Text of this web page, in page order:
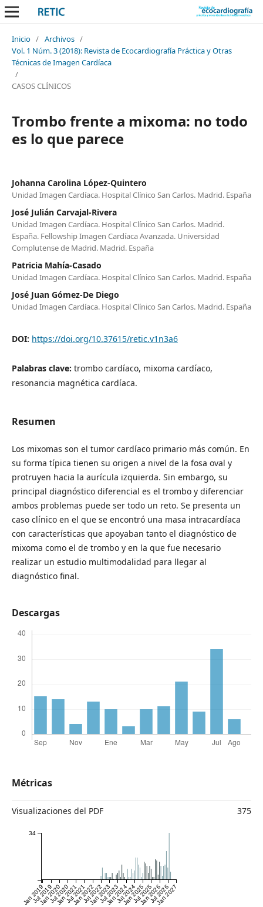
Inicio / Archivos /
Vol. 1 Núm. 3 (2018): Revista de Ecocardiografía Práctica y Otras
Técnicas de Imagen Cardíaca
/
CASOS CLÍNICOS
Trombo frente a mixoma: no todo
es lo que parece
Johanna Carolina López-Quintero
Unidad Imagen Cardíaca. Hospital Clínico San Carlos. Madrid. España
José Julián Carvajal-Rivera
Unidad Imagen Cardíaca. Hospital Clínico San Carlos. Madrid.
España. Fellowship Imagen Cardíaca Avanzada. Universidad
Complutense de Madrid. Madrid. España
Patricia Mahía-Casado
Unidad Imagen Cardíaca. Hospital Clínico San Carlos. Madrid. España
José Juan Gómez-De Diego
Unidad Imagen Cardíaca. Hospital Clínico San Carlos. Madrid. España
DOI: https://doi.org/10.37615/retic.v1n3a6
Palabras clave: trombo cardíaco, mixoma cardíaco,
resonancia magnética cardíaca.
Resumen
Los mixomas son el tumor cardíaco primario más común. En
su forma típica tienen su origen a nivel de la fosa oval y
protruyen hacia la aurícula izquierda. Sin embargo, su
principal diagnóstico diferencial es el trombo y diferenciar
ambos problemas puede ser todo un reto. Se presenta un
caso clínico en el que se encontró una masa intracardíaca
con características que apoyaban tanto el diagnóstico de
mixoma como el de trombo y en la que fue necesario
realizar un estudio multimodalidad para llegar al
diagnóstico final.
Descargas
Métricas
Visualizaciones del PDF 375
Jan 2019
Jul 2019
Jan 2020
Jul 2020
Jan 2021
Jul 2021
Jan 2022
Jul 2022
Jan 2023
Jul 2023
Jan 2024
Jul 2024
Jan 2025
Jul 2025
Jan 2026
Jul 2026
Jan 2027
34